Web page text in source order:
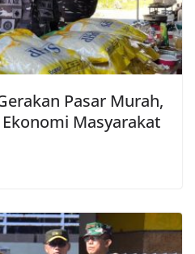
Pasar Murah,
Masyarakat